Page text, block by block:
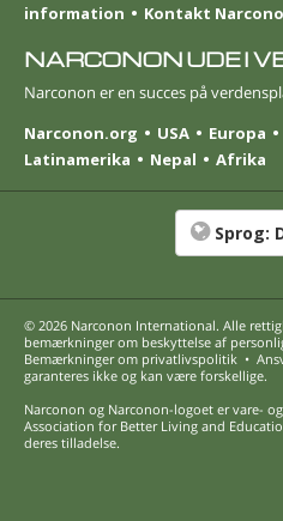
information
Kontakt
NARCONON UDE I
Narconon er en succes på
Narconon.org
USA Europa
Latinamerika
Nepal Afrika
Sprog:
© 2026 Narconon International. Alle
bemærkninger om beskyttelse af
Bemærkninger om privatlivspolitik •
garanteres ikke og kan være forskellige.
Narconon og Narconon-logoet er vare-
Association for Better Living and
deres tilladelse.